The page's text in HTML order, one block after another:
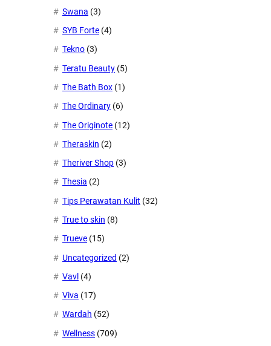
Swana (3)
SYB Forte (4)
Tekno (3)
Teratu Beauty (5)
The Bath Box (1)
The Ordinary (6)
The Originote (12)
Theraskin (2)
Theriver Shop (3)
Thesia (2)
Tips Perawatan Kulit (32)
True to skin (8)
Trueve (15)
Uncategorized (2)
Vavl (4)
Viva (17)
Wardah (52)
Wellness (709)